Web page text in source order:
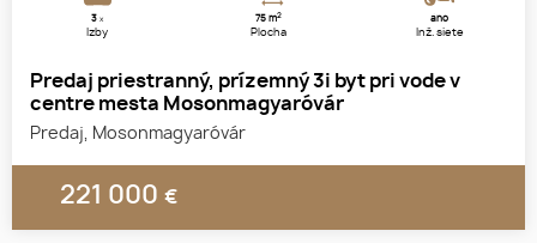
3x
Izby
75 m2
Plocha
áno
Inž. siete
Predaj priestranný, prízemný 3i byt pri vode v
centre mesta Mosonmagyaróvár
Predaj, Mosonmagyaróvár
221 000 €